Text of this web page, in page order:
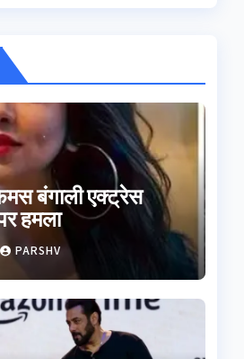
बंगाली एक्ट्रेस
हमला
PARSHV